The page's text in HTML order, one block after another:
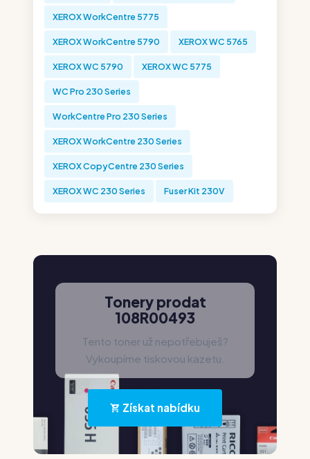
XEROX WorkCentre 5775
XEROX WorkCentre 5790 XEROX WC 5765
XEROX WC 5790 XEROX WC 5775
WC Pro 230 Series
WorkCentre Pro 230 Series
XEROX WorkCentre 230 Series
XEROX CopyCentre 230 Series
XEROX WC 230 Series Fuser Kit 230V
Tonery prodat
108R00493
Tento toner už nepotřebuješ?
Vykoupíme tiskovou kazetu.
Získat nabídku